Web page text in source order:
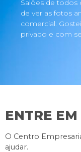
Salões de todos
de ver as fotos
comercial.
privado e com
ENTRE
O Centro
ajudar.